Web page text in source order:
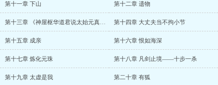
第十一章 下山 第十二章 遗物
第十三章 《神屋枢华道君说太始元真经》 第十四章 大丈夫当不拘小节
第十五章 成亲 第十六章 恨如海深
第十七章 炼化元珠 第十八章 凡剑止境——十步一杀
第十九章 太虚是我 第二十章 有狐